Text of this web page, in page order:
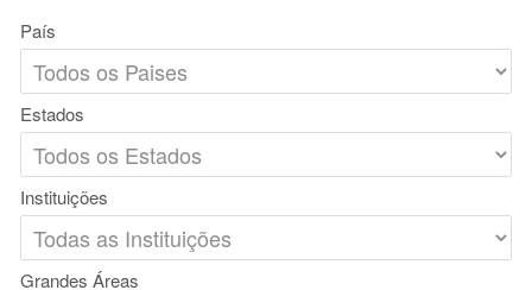
País
Estados
Instituições
Grandes Áreas